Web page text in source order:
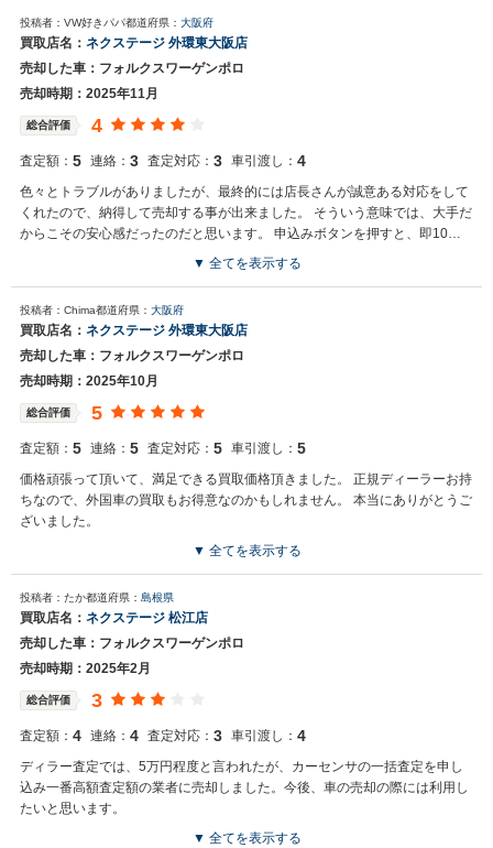
投稿者：VW好きパパ都道府県： 大阪府
買取店名： ネクステージ 外環東大阪店
売却した車：フォルクスワーゲンポロ
売却時期：2025年11月
総合評価 4
査定額： 5 連絡： 3 査定対応： 3 車引渡し： 4
色々とトラブルがありましたが、最終的には店長さんが誠意ある対応をして
くれたので、納得して売却する事が出来ました。 そういう意味では、大手だ
からこその安心感だったのだと思います。 申込みボタンを押すと、即10社
程度の会社から電話が掛かって来たので、後悔というか本当に焦りました
買取店からの返信
お世話になっております。 株式会社ネクステージでございます。 この
度はネクステージをご利用いただきまして誠にありがとうございまし
た。 今後もご満足いただけるよう精進してまいります。 スタッフ一
同、またのご利用お待ちしております。
▼ 全てを表示する
投稿者：Chima都道府県： 大阪府
買取店名： ネクステージ 外環東大阪店
売却した車：フォルクスワーゲンポロ
売却時期：2025年10月
総合評価 5
査定額： 5 連絡： 5 査定対応： 5 車引渡し： 5
価格頑張って頂いて、満足できる買取価格頂きました。 正規ディーラーお持
ちなので、外国車の買取もお得意なのかもしれません。 本当にありがとうご
ざいました。
買取店からの返信
お世話になっております。 株式会社ネクステージでございます。 この
度はネクステージをご利用いただきまして誠にありがとうございまし
た。 弊社ではポロのような輸入車の専門店を展開している関係もあ
り、大変得意な車種となっております。輸入車の他にもミニバンや
ざいましたら是非お力添えできれば幸いでございます。 今後とも宜し
くお願い申し上げます。
▼ 全てを表示する
投稿者：たか都道府県： 島根県
買取店名： ネクステージ 松江店
売却した車：フォルクスワーゲンポロ
売却時期：2025年2月
総合評価 3
査定額： 4 連絡： 4 査定対応： 3 車引渡し： 4
ディラー査定では、5万円程度と言われたが、カーセンサの一括査定を申し
込み一番高額査定額の業者に売却しました。今後、車の売却の際には利用し
たいと思います。
▼ 全てを表示する